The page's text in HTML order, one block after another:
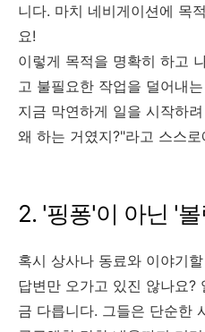
니다. 마치 네비게이션에 목
요!
이렇게 목적을 명확히 하고
고 불필요한 작업을 덜어내
지금 막연하게 일을 시작하
왜 하는 거였지?"라고 스스
2. '핑퐁'이 아닌 '
혹시 상사나 동료와 이야기
답변만 오가고 있진 않나요?
금 다릅니다. 그들은 단순한